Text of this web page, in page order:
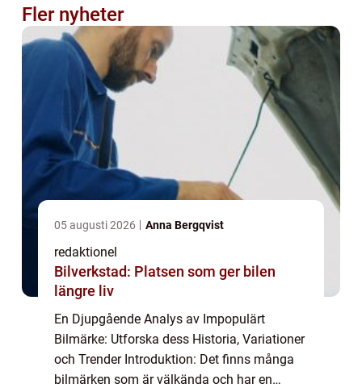
Fler nyheter
05 augusti 2026 Anna Bergqvist
redaktionel
Bilverkstad: Platsen som ger bilen
längre liv
En Djupgående Analys av Impopulärt
Bilmärke: Utforska dess Historia, Variationer
och Trender Introduktion: Det finns många
bilmärken som är välkända och har en